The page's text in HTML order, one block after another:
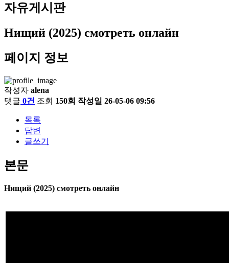
자유게시판
Нищий (2025) смотреть онлайн
페이지 정보
작성자 alena
댓글 0건 조회 150회 작성일 26-05-06 09:56
목록
답변
글쓰기
본문
Нищий (2025) смотреть онлайн